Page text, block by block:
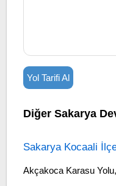
Yol Tarifi Al
Diğer Sakarya
Sakarya Kocaali
Akçakoca Karasu